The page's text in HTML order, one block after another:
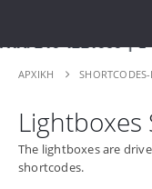
| E - mail:
ΑΡΧΙΚΉ
Lightboxes
The lightboxes are
shortcodes.